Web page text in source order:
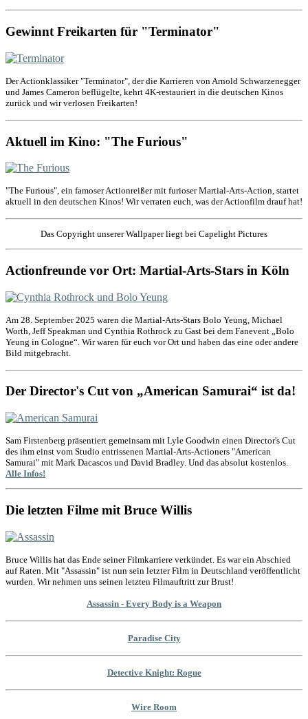
Gewinnt Freikarten für "Terminator"
Der Actionklassiker "Terminator", der die Karrieren von Arnold Schwarzenegger
und James Cameron beflügelte, kehrt 4K-restauriert in die deutschen Kinos
zurück und wir verlosen Freikarten!
Aktuell im Kino: "The Furious"
"The Furious", ein famoser Actionreißer mit furioser Martial-Arts-Action, startet
aktuell in den deutschen Kinos! Wir verraten euch, was der Actionfilm drauf hat!
Das Copyright unserer Wallpaper liegt bei Capelight Pictures
Actionfreunde vor Ort: Martial-Arts-Stars in Köln
Am 28. September 2025 waren die Martial-Arts-Stars Bolo Yeung, Michael
Worth, Jeff Speakman und Cynthia Rothrock zu Gast bei dem Fanevent „Bolo
Yeung in Cologne“. Wir waren für euch vor Ort und haben das eine oder andere
Bild mitgebracht.
Der Director's Cut von „American Samurai“ ist da!
Sam Firstenberg präsentiert gemeinsam mit Lyle Goodwin einen Director's Cut
des ihm einst vom Studio entrissenen Martial-Arts-Actioners "American
Samurai" mit Mark Dacascos und David Bradley. Und das absolut kostenlos.
Alle Infos!
Die letzten Filme mit Bruce Willis
Bruce Willis hat das Ende seiner Filmkarriere verkündet. Es war ein Abschied
auf Raten. Mit "Assassin" ist nun sein letzter Film in Deutschland veröffentlicht
wurden. Wir nehmen uns seinen letzten Filmauftritt zur Brust!
Assassin - Every Body is a Weapon
Paradise City
Detective Knight: Rogue
Wire Room